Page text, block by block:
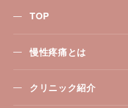
TOP
慢性疼痛とは
クリニック紹介